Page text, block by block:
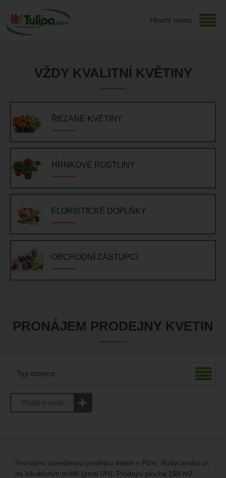
Hlavní menu
VŽDY KVALITNÍ KVĚTINY
ŘEZANÉ KVĚTINY
HRNKOVÉ ROSTLINY
FLORISTICKÉ DOPLŇKY
OBCHODNÍ ZÁSTUPCI
PRONÁJEM PRODEJNY KVETIN
Typ inzerce
Přidat inzerát
Pronajmu zavedenou prodejnu kvetin v Plzni, Rokycanska ul.
na lukrativnim místě (proti UH). Prodejní plocha 150 m2,